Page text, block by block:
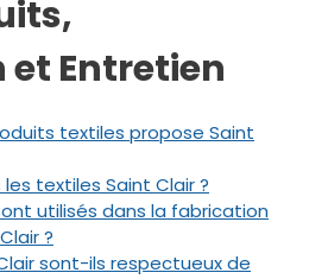
Entretien
textiles propose Saint
textiles Saint Clair ?
utilisés dans la fabrication
?
sont-ils respectueux de